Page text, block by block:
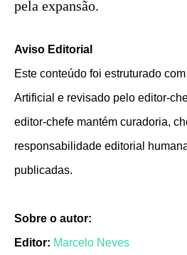
pela expansão.
Aviso Editorial
Este conteúdo foi estruturado
Artificial e revisado pelo editor-
editor-chefe mantém curadoria,
responsabilidade editorial
publicadas.
Sobre o autor:
Editor: Marcelo Neves